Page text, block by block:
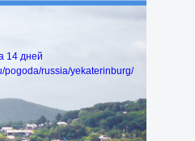
14 дней
pogoda/russia/yekaterinburg/